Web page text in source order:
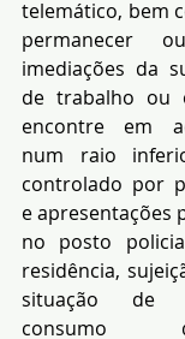
telemático, bem
permanecer
imediações da
de trabalho ou
encontre em
num raio
controlado por
e apresentações
no posto
residência,
situação de
consumo